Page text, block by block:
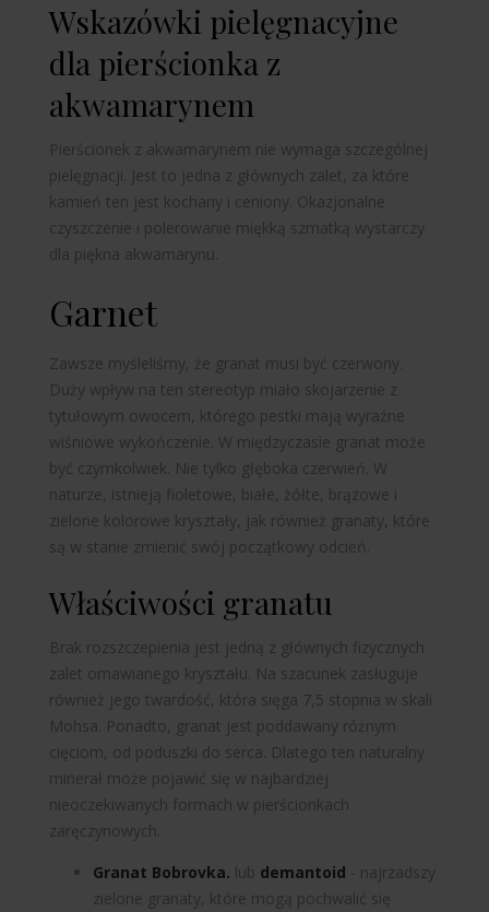
Wskazówki pielęgnacyjne
dla pierścionka z
akwamarynem
Pierścionek z akwamarynem nie wymaga szczególnej
pielęgnacji. Jest to jedna z głównych zalet, za które
kamień ten jest kochany i ceniony. Okazjonalne
czyszczenie i polerowanie miękką szmatką wystarczy
dla piękna akwamarynu.
Garnet
Zawsze myśleliśmy, że granat musi być czerwony.
Duży wpływ na ten stereotyp miało skojarzenie z
tytułowym owocem, którego pestki mają wyraźne
wiśniowe wykończenie. W międzyczasie granat może
być czymkolwiek. Nie tylko głęboka czerwień. W
naturze, istnieją fioletowe, białe, żółte, brązowe i
zielone kolorowe kryształy, jak również granaty, które
są w stanie zmienić swój początkowy odcień.
Właściwości granatu
Brak rozszczepienia jest jedną z głównych fizycznych
zalet omawianego kryształu. Na szacunek zasługuje
również jego twardość, która sięga 7,5 stopnia w skali
Mohsa. Ponadto, granat jest poddawany różnym
cięciom, od poduszki do serca. Dlatego ten naturalny
minerał może pojawić się w najbardziej
nieoczekiwanych formach w pierścionkach
zaręczynowych.
Granat Bobrovka. lub demantoid - najrzadszy
zielone granaty, które mogą pochwalić się